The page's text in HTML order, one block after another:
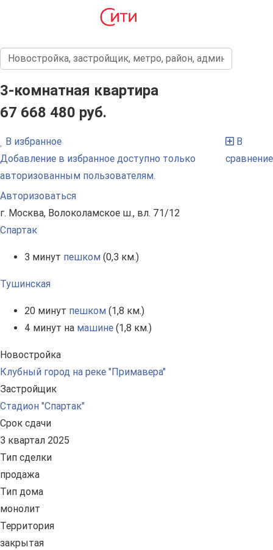
3-комнатная квартира
67 668 480 руб.
В избранное
Добавление в избранное доступно только
авторизованным пользователям.
Авторизоваться
В
сравнение
г. Москва, Волоколамское ш., вл. 71/12
Спартак
3 минут пешком (0,3 км.)
Тушинская
20 минут пешком (1,8 км.)
4 минут на машине (1,8 км.)
Новостройка
Клубный город на реке "Примавера"
Застройщик
Стадион "Спартак"
Срок сдачи
3 квартал 2025
Тип сделки
продажа
Тип дома
монолит
Территория
закрытая